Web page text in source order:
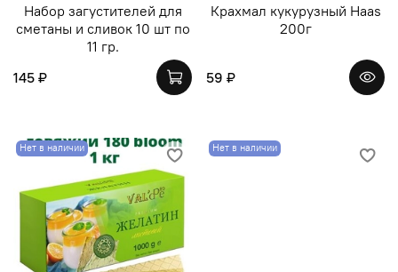
Набор загустителей для
сметаны и сливок 10 шт по
11 гр.
145 ₽
Крахмал кукурузный Haas
200г
59 ₽
Нет в наличии Нет в наличии